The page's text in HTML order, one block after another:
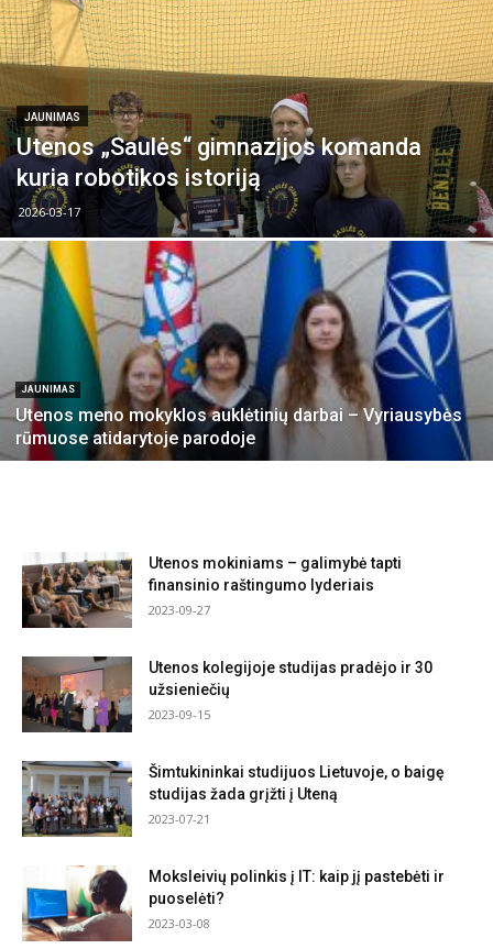
JAUNIMAS
Utenos „Saulės“ gimnazijos komanda
kuria robotikos istoriją
2026-03-17
JAUNIMAS
Utenos meno mokyklos auklėtinių darbai – Vyriausybės
rūmuose atidarytoje parodoje
Utenos mokiniams – galimybė tapti
finansinio raštingumo lyderiais
2023-09-27
Utenos kolegijoje studijas pradėjo ir 30
užsieniečių
2023-09-15
Šimtukininkai studijuos Lietuvoje, o baigę
studijas žada grįžti į Uteną
2023-07-21
Moksleivių polinkis į IT: kaip jį pastebėti ir
puoselėti?
2023-03-08